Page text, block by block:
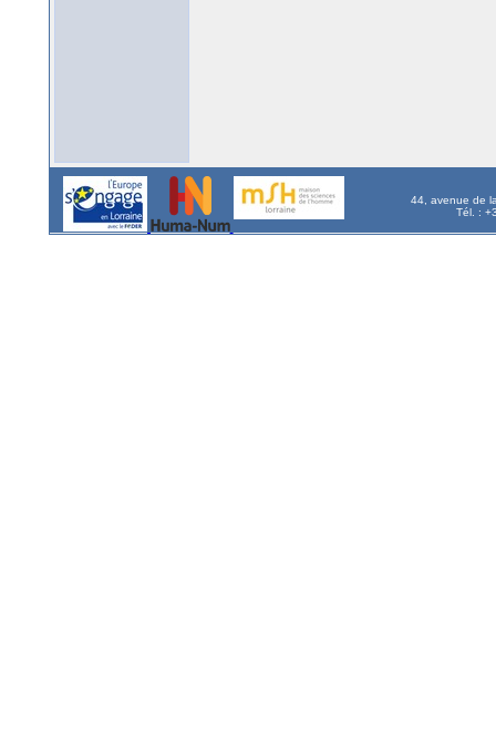
44, avenue de
Tél. :